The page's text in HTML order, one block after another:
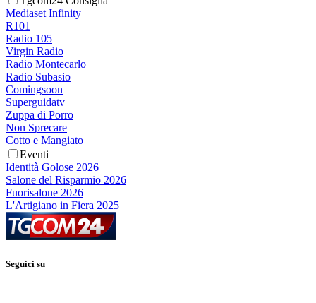
Mediaset Infinity
R101
Radio 105
Virgin Radio
Radio Montecarlo
Radio Subasio
Comingsoon
Superguidatv
Zuppa di Porro
Non Sprecare
Cotto e Mangiato
Eventi
Identità Golose 2026
Salone del Risparmio 2026
Fuorisalone 2026
L'Artigiano in Fiera 2025
Seguici su